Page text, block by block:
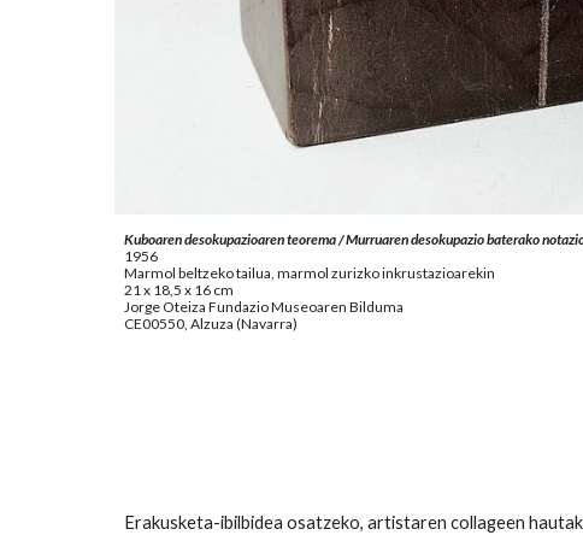
Kuboaren desokupazioaren teorema / Murruaren desokupazio baterako
1956
Marmol beltzeko tailua, marmol zurizko inkrustazioarekin
21 x 18,5 x 16 cm
Jorge Oteiza Fundazio Museoaren Bilduma
CE00550, Alzuza (Navarra)
Erakusketa-ibilbidea osatzeko, artistaren collageen